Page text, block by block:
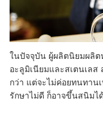
ในปัจจุบัน ผู้ผลิตนิยมผลิ
อะลูมิเนียมและสเตนเลส
กว่า แต่จะไม่ค่อยทนทาน
รักษาไม่ดี ก็อาจขึ้นสนิมไ